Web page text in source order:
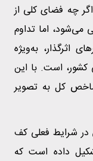
چه فضای کلی از
می‌شود، اما تداوم
اثرگذار، به‌ویژه
است. با این
کل به تصویر
شرایط فعلی کف
داده است که